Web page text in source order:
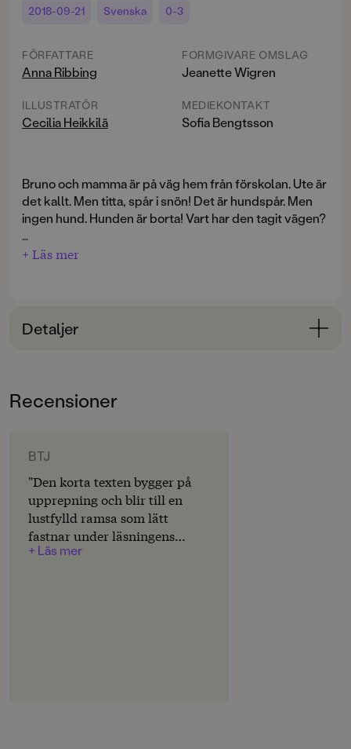
2018-09-21 Svenska 0-3
FÖRFATTARE
Anna Ribbing
ILLUSTRATÖR
Cecilia Heikkilä
FORMGIVARE OMSLAG
Jeanette Wigren
MEDIEKONTAKT
Sofia Bengtsson
Bruno och mamma är på väg hem från förskolan. Ute är
det kallt. Men titta, spår i snön! Det är hundspår. Men
ingen hund. Hunden är borta! Vart har den tagit vägen?
Andra boken i en helt ny pekboksserie om charmiga
med Cecilia Heikkiläs varma, lekfulla bildvärld är helt
magisk.
+ Läs mer
Detaljer
0-3
Svenska
SPRÅK
Svenska
SERIE
Bruno
Recensioner
BTJ
"Den korta texten bygger på
upprepning och blir till en
lustfylld ramsa som lätt
fastnar under läsningens
gång. Även denna Brunobok
+ Läs mer